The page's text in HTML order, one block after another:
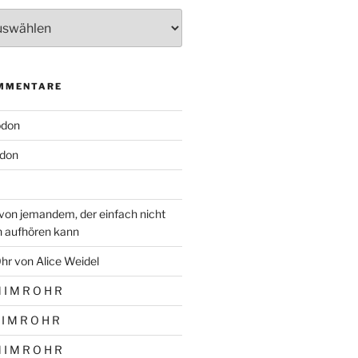
jemandem, der einfach nicht
aufhören kann
von Alice Weidel
I M R O H R
M R O H R
I M R O H R